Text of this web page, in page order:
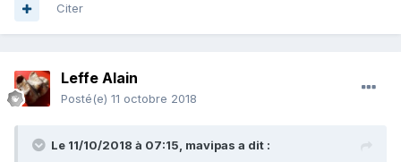
Citer
Leffe Alain
Posté(e) 11 octobre 2018
Le 11/10/2018 à 07:15, mavipas a dit :